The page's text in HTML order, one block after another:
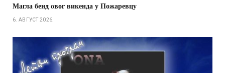
Магла бенд овог викенда у Пожаревцу
6. АВГУСТ 2026.